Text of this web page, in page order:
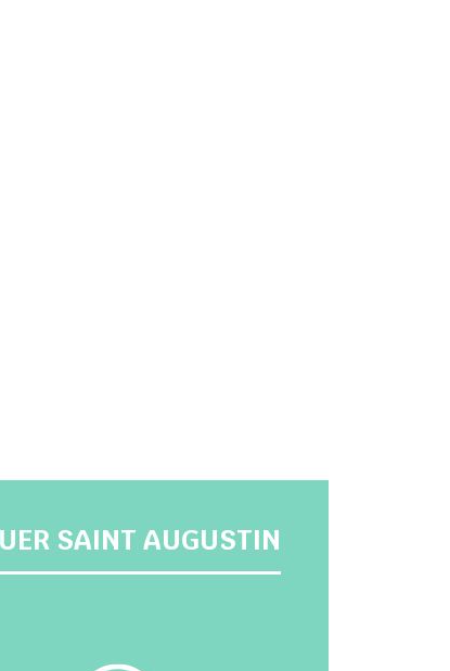
\}\}
slideNum \}\}
slideNum \}\}
SAINT AUGUSTIN